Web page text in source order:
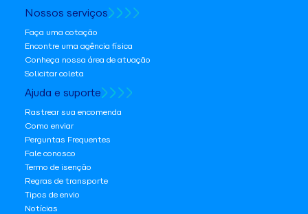
Nossos serviços
Faça uma cotação
Encontre uma agência física
Conheça nossa área de atuação
Solicitar coleta
Ajuda e suporte
Rastrear sua encomenda
Como enviar
Perguntas Frequentes
Fale conosco
Termo de isenção
Regras de transporte
Tipos de envio
Notícias